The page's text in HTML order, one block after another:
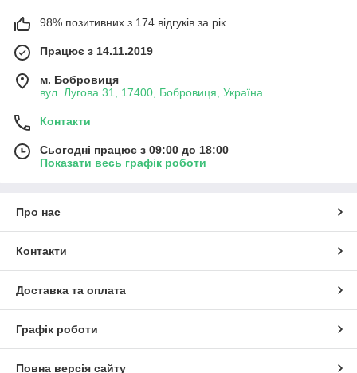
98% позитивних з 174 відгуків за рік
Працює з 14.11.2019
м. Бобровиця
вул. Лугова 31, 17400, Бобровиця, Україна
Контакти
Сьогодні працює з 09:00 до 18:00
Показати весь графік роботи
Про нас
Контакти
Доставка та оплата
Графік роботи
Повна версія сайту